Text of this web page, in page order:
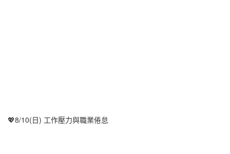
💖8/10(日) 工作壓力與職業倦怠